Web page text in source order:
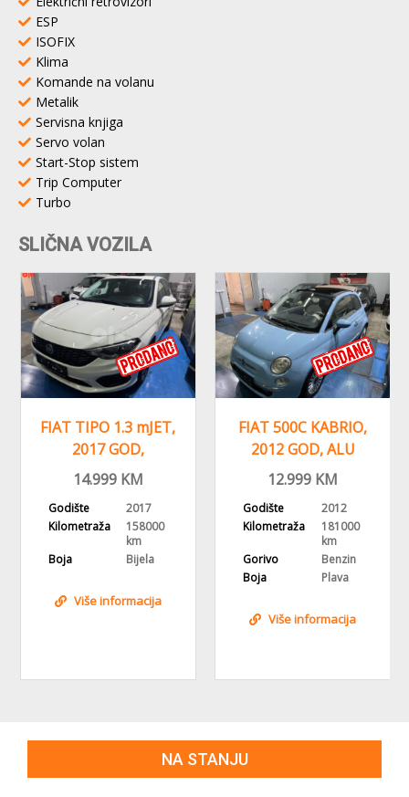
ESP
ISOFIX
Klima
Komande na volanu
Metalik
Servisna knjiga
Servo volan
Start-Stop sistem
Trip Computer
Turbo
SLIČNA VOZILA
FIAT TIPO 1.3 mJET,
2017 GOD,
PARKING SENZORI,
14.999KM
Godište
2017
Kilometraža
158000
km
Boja
Bijela
Više informacija
FIAT 500C KABRIO,
2012 GOD, ALU
FELGE, DIGITALNA
12.999 KM
Godište
2012
Kilometraža
181000
km
Gorivo
Benzin
Boja
Plava
Više informacija
NA STANJU